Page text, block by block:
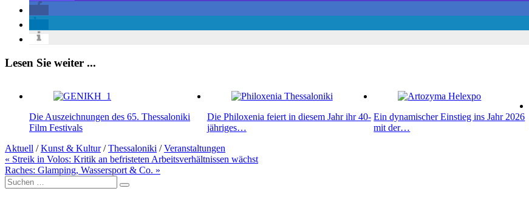
Lesen Sie weiter ...
Die Auszeichnungen des 65. Thessaloniki
Film Festivals
Die Philoxenia feiert in diesem Jahr ihr 40-
jähriges…
Ein dynamischer Einstieg ins Jahr 2026
mit der…
Aktuell /Kunst & Kultur/Thessaloniki /Veranstaltungen
Beitragsnavigation
« Streik in Volos: Kritik an befristeten Arbeitsverhältnissen wächst
Raches: Glamping, Wassersport & Co. »
Suche
nach: